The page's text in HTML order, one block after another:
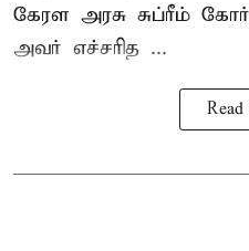
கேரள அரசு சுப்ரீம்
அவர் எச்சரித ...